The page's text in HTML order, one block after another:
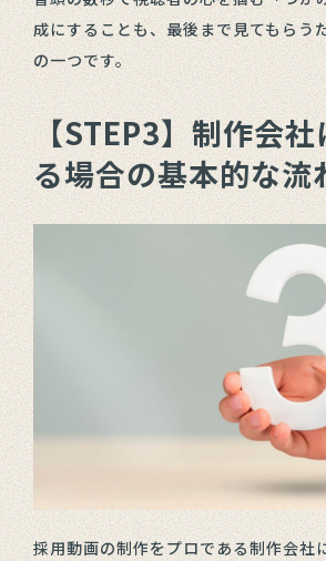
成にすることも、最後まで見てもらう
の一つです。
【STEP3】制作会
る場合の基本的な流
採用動画の制作をプロである制作会社